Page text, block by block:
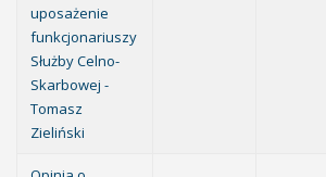
uposażenie
funkcjonariuszy
Służby Celno-
Skarbowej -
Tomasz
Zieliński